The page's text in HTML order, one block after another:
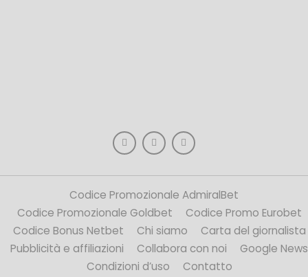
Codice Promozionale AdmiralBet
Codice Promozionale Goldbet
Codice Promo Eurobet
Codice Bonus Netbet
Chi siamo
Carta del giornalista
Pubblicità e affiliazioni
Collabora con noi
Google News
Condizioni d’uso
Contatto